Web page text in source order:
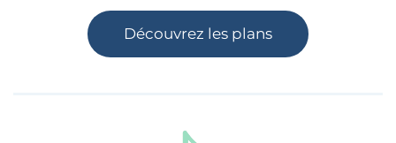
Découvrez les plans